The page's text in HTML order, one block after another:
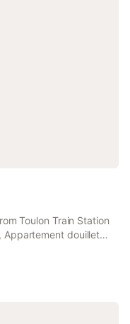
Toulon Train Station
Appartement douillet
free WiFi and parking
of charge.